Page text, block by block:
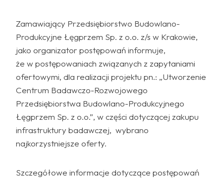
Zamawiający Przedsiębiorstwo Budowlano-
Produkcyjne Łęgprzem Sp. z o.o. z/s w Krakowie,
jako organizator postępowań informuje,
że w postępowaniach związanych z zapytaniami
ofertowymi, dla realizacji projektu pn.: „Utworzenie
Centrum Badawczo-Rozwojowego
Przedsiębiorstwa Budowlano-Produkcyjnego
Łęgprzem Sp. z o.o.”, w części dotyczącej zakupu
infrastruktury badawczej, wybrano
najkorzystniejsze oferty.
Szczegółowe informacje dotyczące postępowań